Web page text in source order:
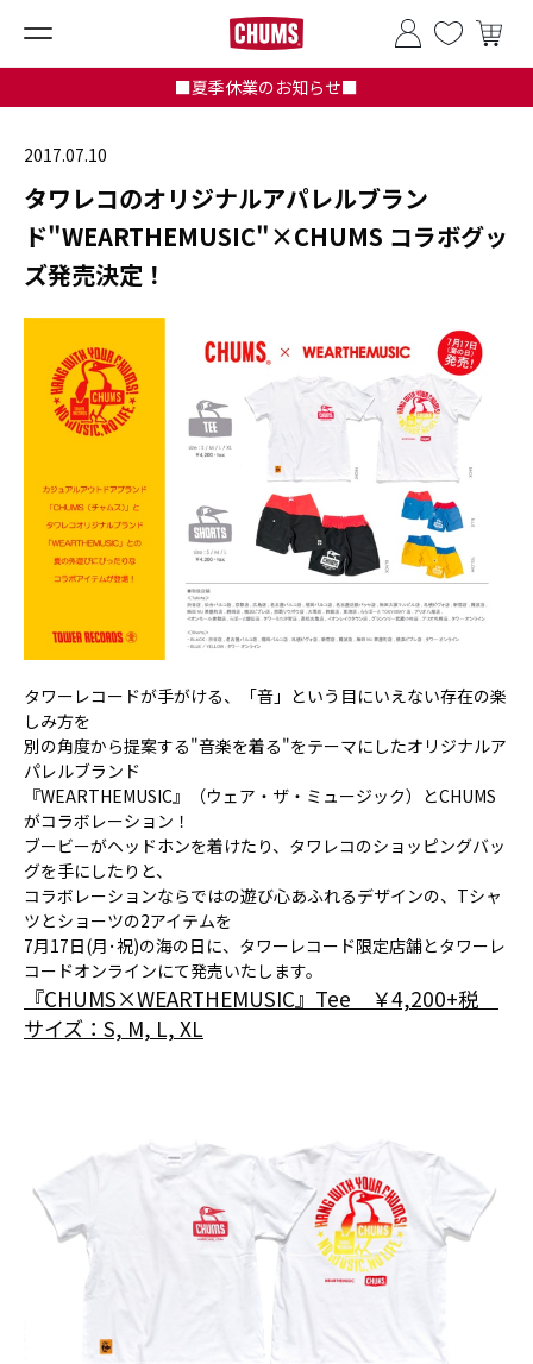
■夏季休業のお知らせ■
2017.07.10
タワレコのオリジナルアパレルブラン
ド"WEARTHEMUSIC"×CHUMS コラボグッ
ズ発売決定！
タワーレコードが手がける、「音」という目にいえない存在の楽
しみ方を
別の角度から提案する"音楽を着る"をテーマにしたオリジナルア
パレルブランド
『WEARTHEMUSIC』（ウェア・ザ・ミュージック）とCHUMS
がコラボレーション！
ブービーがヘッドホンを着けたり、タワレコのショッピングバッ
グを手にしたりと、
コラボレーションならではの遊び心あふれるデザインの、Tシャ
ツとショーツの2アイテムを
7月17日(月･祝)の海の日に、タワーレコード限定店舗とタワーレ
コードオンラインにて発売いたします。
『CHUMS×WEARTHEMUSIC』Tee ￥4,200+税
サイズ：S, M, L, XL